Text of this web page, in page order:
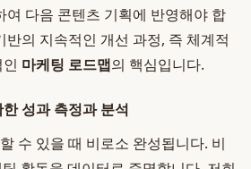
여 다음 콘텐츠 기획에 반영해야 합
반의 지속적인 개선 과정, 즉 체계적
마케팅 로드맵의 핵심입니다.
성과 측정과 분석
수 있을 때 비로소 완성됩니다. 비